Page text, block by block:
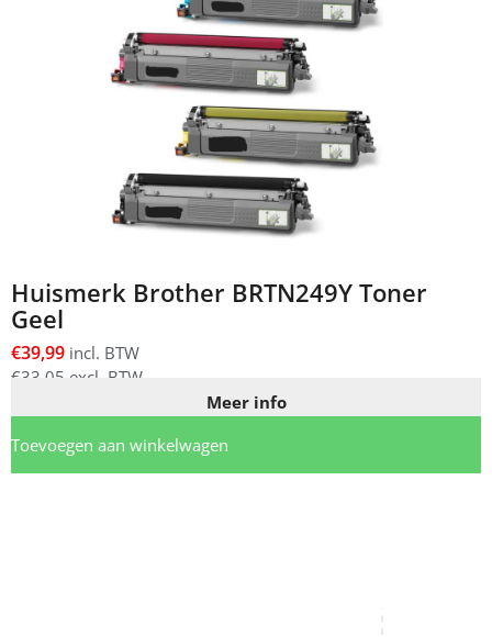
Huismerk Brother BRTN249Y Toner
Geel
€39,99 incl. BTW
€33,05 excl. BTW
Meer info
Toevoegen aan winkelwagen